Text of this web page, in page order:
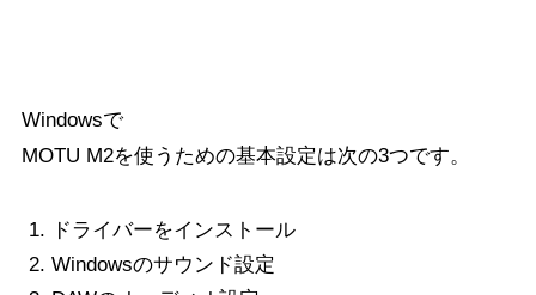
Windowsで
MOTU M2を使うための基本設定は次の3つです。
ドライバーをインストール
Windowsのサウンド設定